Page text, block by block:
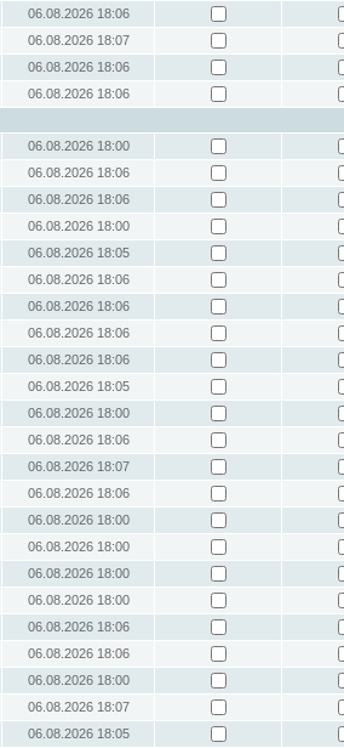
06.08.2026 18:06
06.08.2026 18:07
06.08.2026 18:06
06.08.2026 18:06
06.08.2026 18:00
06.08.2026 18:06
06.08.2026 18:06
06.08.2026 18:00
06.08.2026 18:05
06.08.2026 18:06
06.08.2026 18:06
06.08.2026 18:06
06.08.2026 18:06
06.08.2026 18:05
06.08.2026 18:00
06.08.2026 18:06
06.08.2026 18:07
06.08.2026 18:06
06.08.2026 18:00
06.08.2026 18:00
06.08.2026 18:00
06.08.2026 18:00
06.08.2026 18:06
06.08.2026 18:06
06.08.2026 18:00
06.08.2026 18:07
06.08.2026 18:05